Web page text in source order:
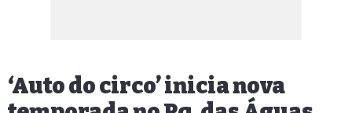
‘Auto do circo’ inicia nova